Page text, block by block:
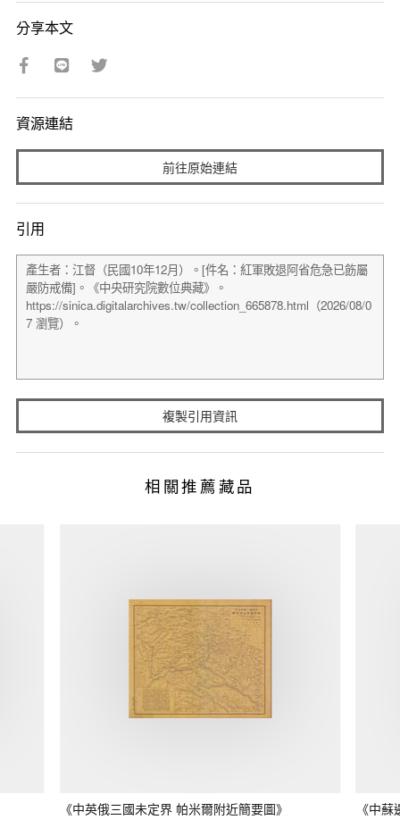
分享本文
資源連結
前往原始連結
引用
複製引用資訊
相關推薦藏品
《中英俄三國未定界 帕米爾附近簡要圖》 《中